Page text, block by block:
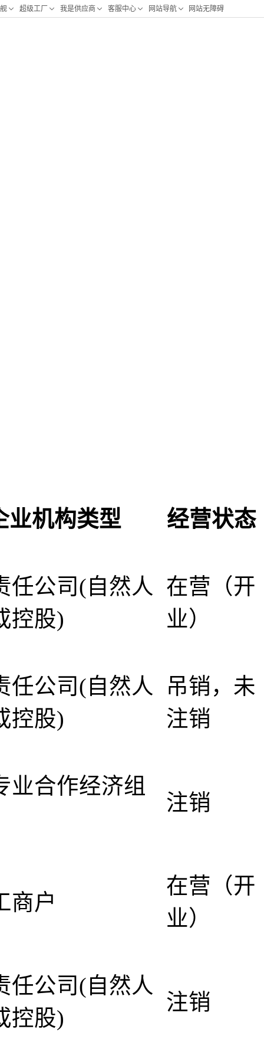
业机构类型 经营状态
任公司(自然人
控股)
在营（开
业）
任公司(自然人
控股)
吊销，未
注销
业合作经济组
注销
商户
在营（开
业）
任公司(自然人
控股)
注销